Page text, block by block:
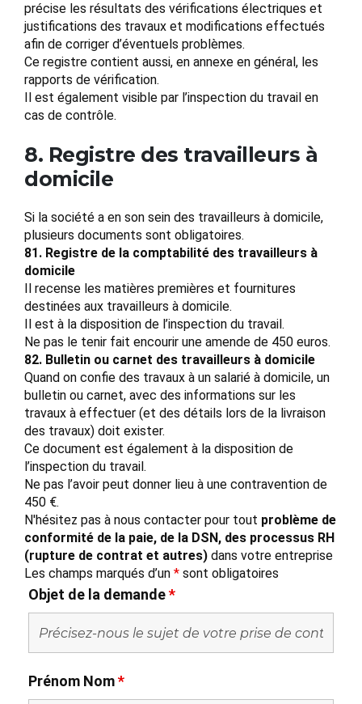
précise les résultats des vérifications électriques et
justifications des travaux et modifications effectués
afin de corriger d’éventuels problèmes.
Ce registre contient aussi, en annexe en général, les
rapports de vérification.
Il est également visible par l’inspection du travail en
cas de contrôle.
8. Registre des travailleurs à
domicile
Si la société a en son sein des travailleurs à domicile,
plusieurs documents sont obligatoires.
81. Registre de la comptabilité des travailleurs à
domicile
Il recense les matières premières et fournitures
destinées aux travailleurs à domicile.
Il est à la disposition de l’inspection du travail.
Ne pas le tenir fait encourir une amende de 450 euros.
82. Bulletin ou carnet des travailleurs à domicile
Quand on confie des travaux à un salarié à domicile, un
bulletin ou carnet, avec des informations sur les
travaux à effectuer (et des détails lors de la livraison
des travaux) doit exister.
Ce document est également à la disposition de
l’inspection du travail.
Ne pas l’avoir peut donner lieu à une contravention de
450 €.
N'hésitez pas à nous contacter pour tout problème de
conformité de la paie, de la DSN, des processus RH
(rupture de contrat et autres) dans votre entreprise
Les champs marqués d’un * sont obligatoires
Objet de la demande*
Prénom Nom*